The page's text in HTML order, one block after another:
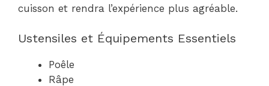
cuisson et rendra l’expérience plus agréable.
Ustensiles et Équipements Essentiels
Poêle
Râpe